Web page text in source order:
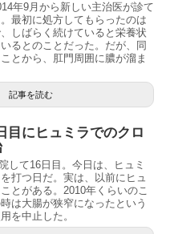
年9月から新しい主治医が診て
最初に処方してもらったのは
しばらく続けていると栄養状
るとのことだった。だが、同
とから、肛門周囲に膿が溜ま
記事を読む
目にヒュミラでのクロ
して16日目。今日は、ヒュミ
打つ日だ。実は、以前にヒュ
とがある。2010年くらいのこ
は大腸が狭窄になったという
を中止した。